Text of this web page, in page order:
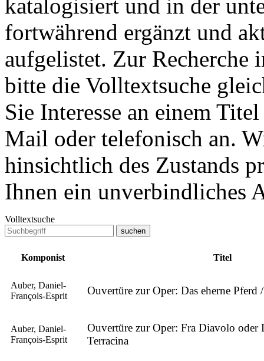
katalogisiert und in der
fortwährend ergänzt und
aufgelistet. Zur Recherche
bitte die Volltextsuche
Sie Interesse an einem
Mail oder telefonisch an.
hinsichtlich des Zustands
Ihnen ein unverbindliches
Volltextsuche
Komponist Titel
Auber, Daniel-
François-Esprit
Ouvertüre zur Oper: Das eherne Pferd
Auber, Daniel-
François-Esprit
Ouvertüre zur Oper: Fra Diavolo oder
Terracina